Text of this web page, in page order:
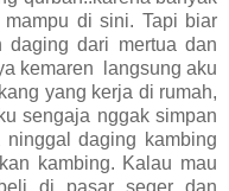
mampu di sini. Tapi biar
daging dari mertua dan
kemaren langsung aku
yang kerja di rumah,
sengaja nggak simpan
daging kambing
kambing. Kalau mau